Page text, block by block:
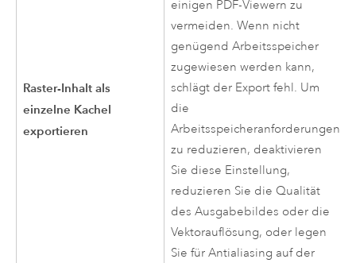
Raster-Inhalt als
einzelne Kachel
exportieren
einigen PDF-Viewern zu
vermeiden. Wenn nicht
genügend Arbeitsspeicher
zugewiesen werden kann,
schlägt der Export fehl. Um
die
Arbeitsspeicheranforderungen
zu reduzieren, deaktivieren
Sie diese Einstellung,
reduzieren Sie die Qualität
des Ausgabebildes oder die
Vektorauflösung, oder legen
Sie für Antialiasing auf der